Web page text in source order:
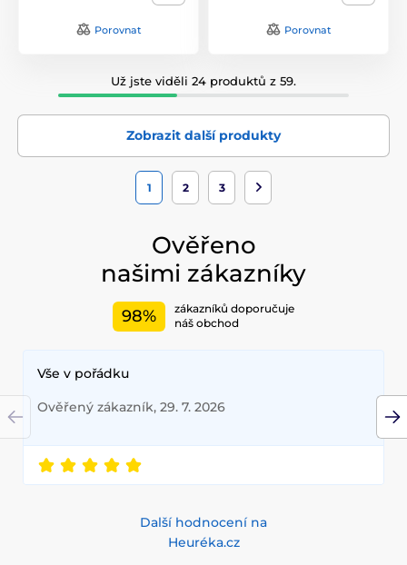
Porovnat Porovnat
Už jste viděli 24 produktů z 59.
Zobrazit další produkty
1 2 3
Ověřeno
našimi zákazníky
98%
zákazníků doporučuje
náš obchod
Vše v pořádku
Ověřený zákazník, 29. 7. 2026
Další hodnocení na
Heuréka.cz